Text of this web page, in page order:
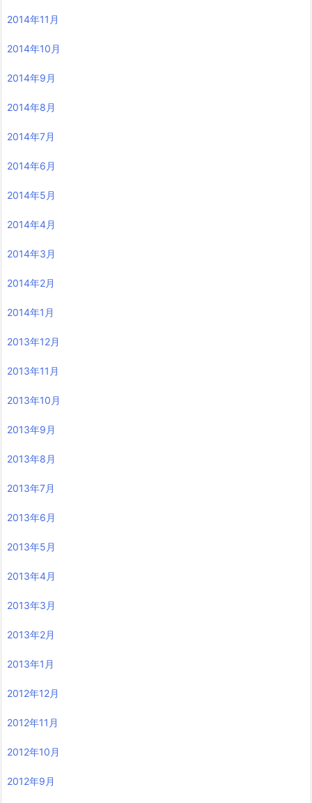
2014年11月
2014年10月
2014年9月
2014年8月
2014年7月
2014年6月
2014年5月
2014年4月
2014年3月
2014年2月
2014年1月
2013年12月
2013年11月
2013年10月
2013年9月
2013年8月
2013年7月
2013年6月
2013年5月
2013年4月
2013年3月
2013年2月
2013年1月
2012年12月
2012年11月
2012年10月
2012年9月